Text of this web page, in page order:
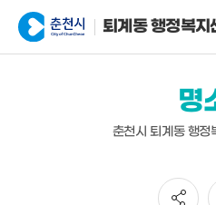
퇴계동 행정복지
명
춘천시 퇴계동 행정